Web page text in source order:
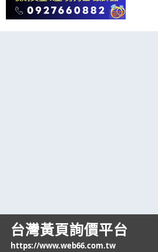
台灣黃頁詢價平台
https://www.web66.com.tw